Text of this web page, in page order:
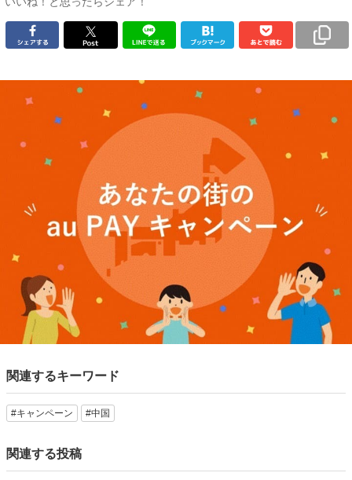
関連するキーワード
#キャンペーン #中国
関連する投稿